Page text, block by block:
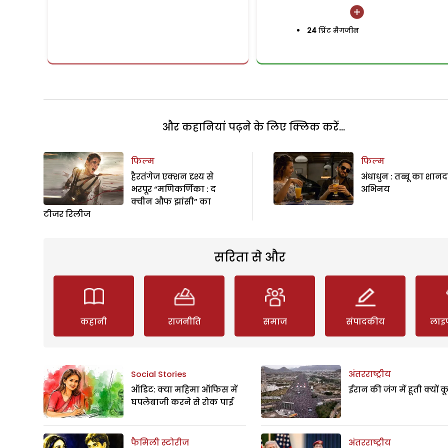
24 प्रिंट मैगजीन
और कहानियां पढ़ने के लिए क्लिक करें...
फिल्म
हैरतंगेज एक्शन दृश्य से
भरपूर “मणिकर्ण‍िका : द
क्वीन औफ झांसी” का
टीजर रिलीज
फिल्म
अंधाधुन : तब्बू का
अभिनय
सरिता से और
कहानी राजनीति समाज संपादकीय
Social Stories
ऑडिट: क्या महिमा ऑफिस में
घपलेबाजी करने से रोक पाई
फैमिली स्टोरीज
अंतरराष्ट्रीय
ईरान की जंग में हूती क्यों
अंतरराष्ट्रीय